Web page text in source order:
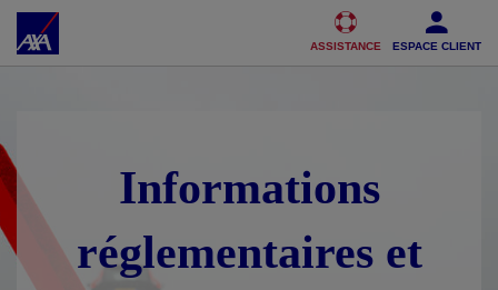
Accéder au Contenu Accéder au Pied de page
ASSISTANCE ESPACE CLIENT
Informations
réglementaires et